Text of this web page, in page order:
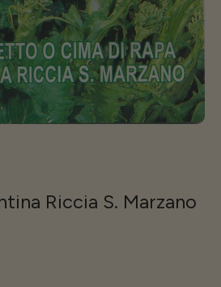
Riccia S. Marzano